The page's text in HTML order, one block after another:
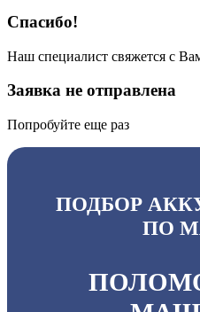
Спасибо!
Наш специалист свяжется с
Заявка не отправлена
Попробуйте еще раз
ПОДБОР
ПО